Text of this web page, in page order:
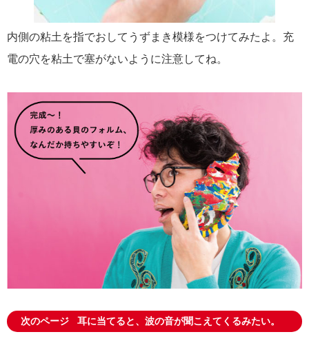
内側の粘土を指でおしてうずまき模様をつけてみたよ。充
電の穴を粘土で塞がないように注意してね。
次のページ 耳に当てると、波の音が聞こえてくるみたい。